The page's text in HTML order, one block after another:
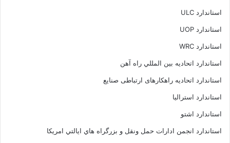
استاندارد ULC
استاندارد UOP
استاندارد WRC
استاندارد اتحاديه بين المللي راه آهن
استاندارد اتحادیه راهکارهای ارتباطی صنایع
استاندارد استرالیا
استاندارد اشتو
استاندارد انجمن ادارات حمل ونقل و بزرگراه هاي ايالتي امريکا